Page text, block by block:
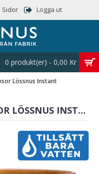
Sidor Logga ut
0 produkt(er) - 0,00 Kr
Lössnus Instant
10-PACK ROBUST 40 DOSOR LÖSSNUS INSTANT